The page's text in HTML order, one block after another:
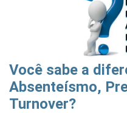
Você sabe a
Absenteísmo,
Turnover?